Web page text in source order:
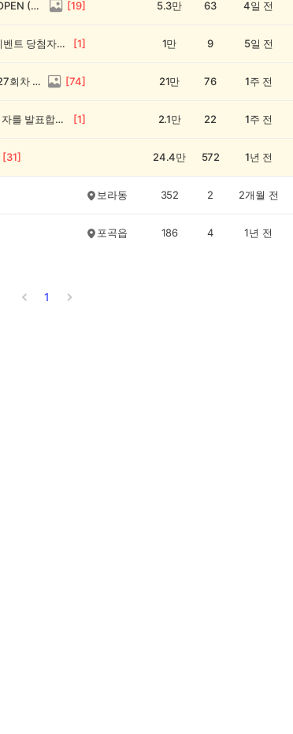
전원 1,000캐시! 🥳 우리 동네 썰전 14회차 OPEN (~8/17) [19] 5.3만 63 4일 전
💰[당첨자 발표] 26회차 우리 동네 정보왕 이벤트 당첨자를 발표합니다! [1] 1만 9 5일 전
💸 전원 2,000캐시 지급! 우리 동네 정보왕 27회차 (~8/10) [74] 21만 76 1주 전
💰[당첨자 발표] 우리 동네 썰전 12회차 당첨자를 발표합니다! [1] 2.1만 22 1주 전
[31] 24.4만 572 1년 전
보라동 352 2 2개월 전
포곡읍 186 4 1년 전
1